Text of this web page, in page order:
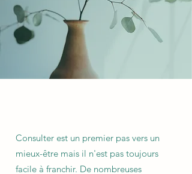
Consulter est un premier pas vers un
mieux-être mais il n'est pas toujours
facile à franchir. De nombreuses